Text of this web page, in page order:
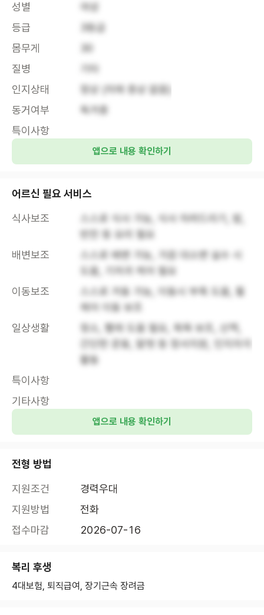
성별
여성
등급
3등급
몸무게
30
질병
인지상태
정상 (치매 증상 없음)
동거여부
독거중
특이사항
앱으로 내용 확인하기
어르신 필요 서비스
식사보조
스스로 식사 가능, 식사 차려드리기, 밥,
반찬 등 요리 필요
배변보조
스스로 배변 가능, 가끔 대소변 실수 시
도움, 기저귀 케어 필요
이동보조
스스로 거동 가능, 이동시 부축 도움, 휠
체어 이동 보조
일상생활
청소, 빨래 도움 필요, 목욕 보조, 산책,
간단한 운동, 말벗 등 정서지원, 인지자극
활동
특이사항
기타사항
앱으로 내용 확인하기
전형 방법
지원조건
경력우대
지원방법
전화
접수마감
2026-07-16
복리 후생
4대보험, 퇴직급여, 장기근속 장려금